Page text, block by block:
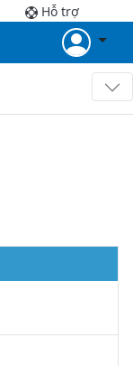
Hỗ trợ